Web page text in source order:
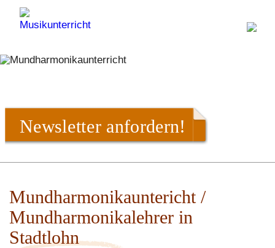
Newsletter anfordern!
Mundharmonikauntericht /
Mundharmonikalehrer in
Stadtlohn